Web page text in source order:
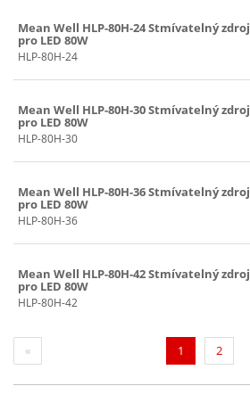
Mean Well HLP-80H-24 Stmívatelný zdroj
pro LED 80W
HLP-80H-24
Mean Well HLP-80H-30 Stmívatelný zdroj
pro LED 80W
HLP-80H-30
Mean Well HLP-80H-36 Stmívatelný zdroj
pro LED 80W
HLP-80H-36
Mean Well HLP-80H-42 Stmívatelný zdroj
pro LED 80W
HLP-80H-42
« 1 (current)
2